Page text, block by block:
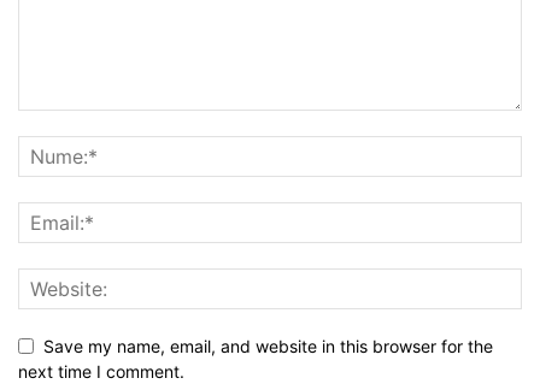
Save my name, email, and website in this browser for the
next time I comment.